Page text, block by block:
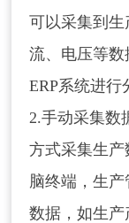
可以采集到
流、电压等
ERP系统进行
2.手动采集数
方式采集生
脑终端，生
数据，如生